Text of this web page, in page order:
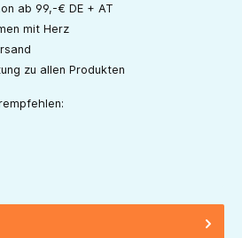
ab 99,-€ DE + AT
mit Herz
zu allen Produkten